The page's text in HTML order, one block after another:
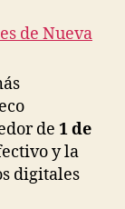
de Nueva
de 1 de
y la
digitales